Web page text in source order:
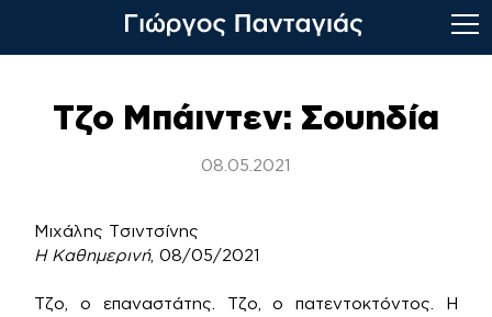
contentΤζο Μπάιντεν: Σουηδία
08.05.2021
Μιχάλης Τσιντσίνης
Η Καθημερινή, 08/05/2021
Τζο, ο επαναστάτης. Τζο, ο πατεντοκτόντος. Η